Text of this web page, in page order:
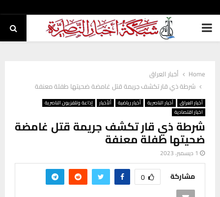
PRIMARY
Home
أخبار العراق
شرطة ذي قار تكشف جريمة قتل غامضة ضحيتها طفلة معنفة
أخبار العراق أخبار الناصرية أخبار رياضية ألأخبار
إذاعة وتلفزيون الناصرية
اخبار اقتصادية
شرطة ذي قار تكشف جريمة قتل غامضة
ضحيتها طفلة معنفة
1 ديسمبر، 2023
مشاركة 0